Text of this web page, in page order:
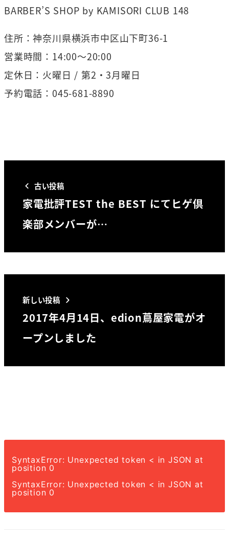
BARBER’S SHOP by KAMISORI CLUB 148
住所：神奈川県横浜市中区山下町36-1
営業時間：14:00～20:00
定休日：火曜日 / 第2・3月曜日
予約電話：045-681-8890
古い投稿
家電批評TEST the BEST にてヒゲ倶
楽部メンバーが…
新しい投稿
2017年4月14日、edion蔦屋家電がオ
ープンしました
SyntaxError: Unexpected token < in JSON at
position 0
SyntaxError: Unexpected token < in JSON at
position 0